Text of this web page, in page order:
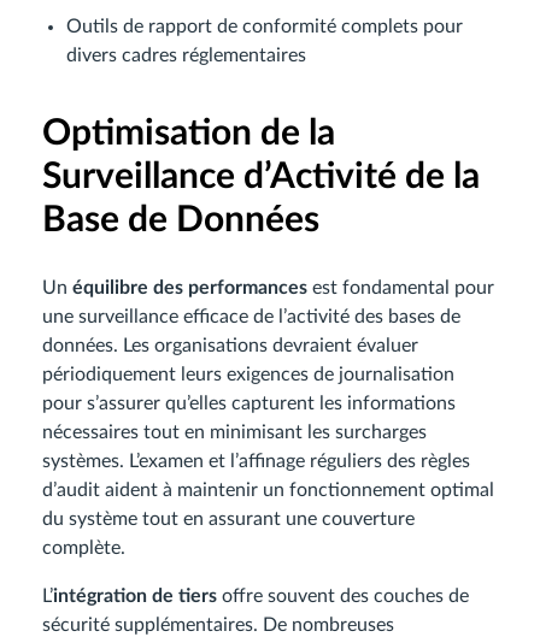
Outils de rapport de conformité complets pour
divers cadres réglementaires
Optimisation de la
Surveillance d’Activité de la
Base de Données
Un équilibre des performances est fondamental pour
une surveillance efficace de l’activité des bases de
données. Les organisations devraient évaluer
périodiquement leurs exigences de journalisation
pour s’assurer qu’elles capturent les informations
nécessaires tout en minimisant les surcharges
systèmes. L’examen et l’affinage réguliers des règles
d’audit aident à maintenir un fonctionnement optimal
du système tout en assurant une couverture
complète.
L’intégration de tiers offre souvent des couches de
sécurité supplémentaires. De nombreuses